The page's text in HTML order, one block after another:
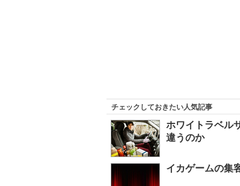
チェックしておきたい人気記事
ホワイトラベル
違うのか
イカゲームの集